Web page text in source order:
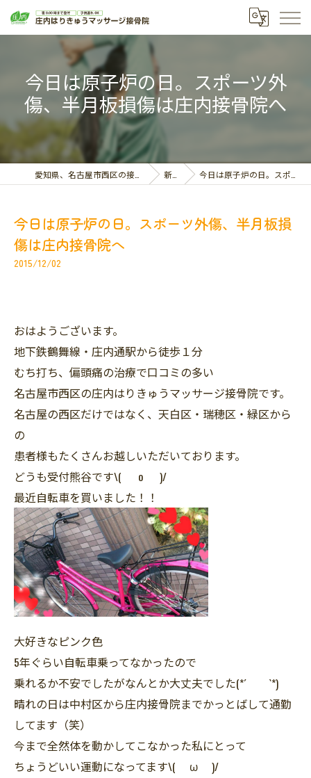
今日は原子炉の日。スポーツ外
傷、半月板損傷は庄内接骨院へ
新着情報 今日は原子炉の日。スポーツ外傷、半月板損傷は庄内接骨院へ
今日は原子炉の日。スポーツ外傷、半月板損
傷は庄内接骨院へ
2015/12/02
おはようございます。
地下鉄鶴舞線・庄内通駅から徒歩１分
むち打ち、偏頭痛の治療で口コミの多い
名古屋市西区の庄内はりきゅうマッサージ接骨院です。
名古屋の西区だけではなく、天白区・瑞穂区・緑区から
の
患者様もたくさんお越しいただいております。
どうも受付熊谷です\( o )/
最近自転車を買いました！！
大好きなピンク色
5年ぐらい自転車乗ってなかったので
乗れるか不安でしたがなんとか大丈夫でした(*´ `*)
晴れの日は中村区から庄内接骨院までかっとばして通勤
してます（笑）
今まで全然体を動かしてこなかった私にとって
ちょうどいい運動になってます\( ω )/